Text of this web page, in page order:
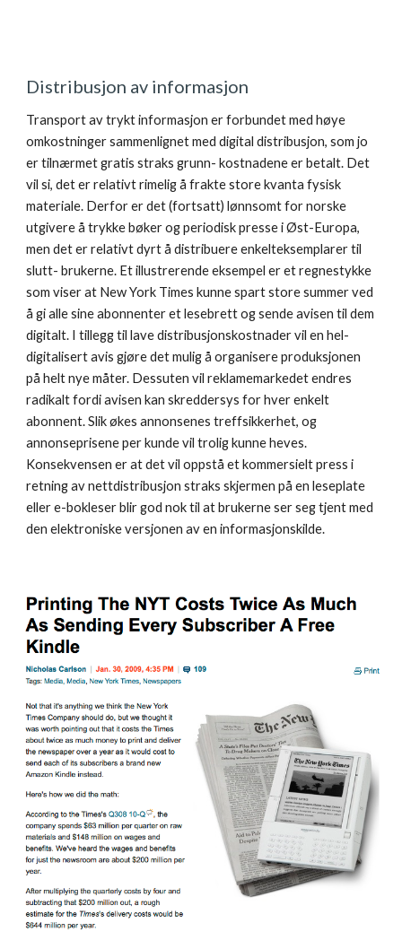
Distribusjon av informasjon
Transport av trykt informasjon er forbundet med høye
omkostninger sammenlignet med digital distribusjon, som jo
er tilnærmet gratis straks grunn- kostnadene er betalt. Det
vil si, det er relativt rimelig å frakte store kvanta fysisk
materiale. Derfor er det (fortsatt) lønnsomt for norske
utgivere å trykke bøker og periodisk presse i Øst-Europa,
men det er relativt dyrt å distribuere enkelteksemplarer til
slutt- brukerne. Et illustrerende eksempel er et regnestykke
som viser at New York Times kunne spart store summer ved
å gi alle sine abonnenter et lesebrett og sende avisen til dem
digitalt. I tillegg til lave distribusjonskostnader vil en hel-
digitalisert avis gjøre det mulig å organisere produksjonen
på helt nye måter. Dessuten vil reklamemarkedet endres
radikalt fordi avisen kan skreddersys for hver enkelt
abonnent. Slik økes annonsenes treffsikkerhet, og
annonseprisene per kunde vil trolig kunne heves.
Konsekvensen er at det vil oppstå et kommersielt press i
retning av nettdistribusjon straks skjermen på en leseplate
eller e-bokleser blir god nok til at brukerne ser seg tjent med
den elektroniske versjonen av en informasjonskilde.